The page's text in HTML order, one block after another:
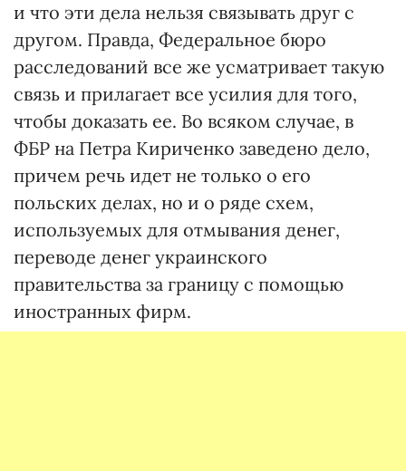
и что эти дела нельзя связывать друг с
другом. Правда, Федеральное бюро
расследований все же усматривает такую
связь и прилагает все усилия для того,
чтобы доказать ее. Во всяком случае, в
ФБР на Петра Кириченко заведено дело,
причем речь идет не только о его
польских делах, но и о ряде схем,
используемых для отмывания денег,
переводе денег украинского
правительства за границу с помощью
иностранных фирм.